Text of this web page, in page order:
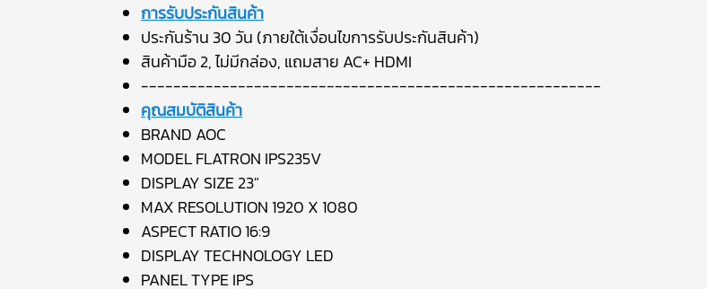
การรับประกันสินค้า
ประกันร้าน 30 วัน (ภายใต้เงื่อนไขการรับประกันสินค้า)
สินค้ามือ 2, ไม่มีกล่อง, แถมสาย AC+ HDMI
---------------------------------------------------------
คุณสมบัติสินค้า
BRAND AOC
MODEL FLATRON IPS235V
DISPLAY SIZE 23"
MAX RESOLUTION 1920 X 1080
ASPECT RATIO 16:9
DISPLAY TECHNOLOGY LED
PANEL TYPE IPS